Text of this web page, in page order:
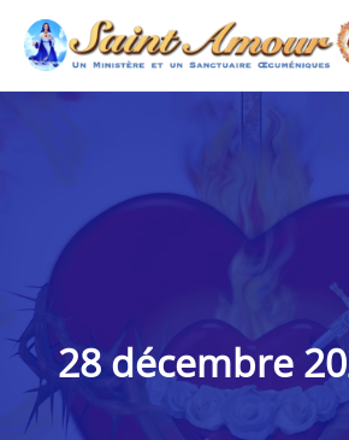
Aller
contenu
28 décembre